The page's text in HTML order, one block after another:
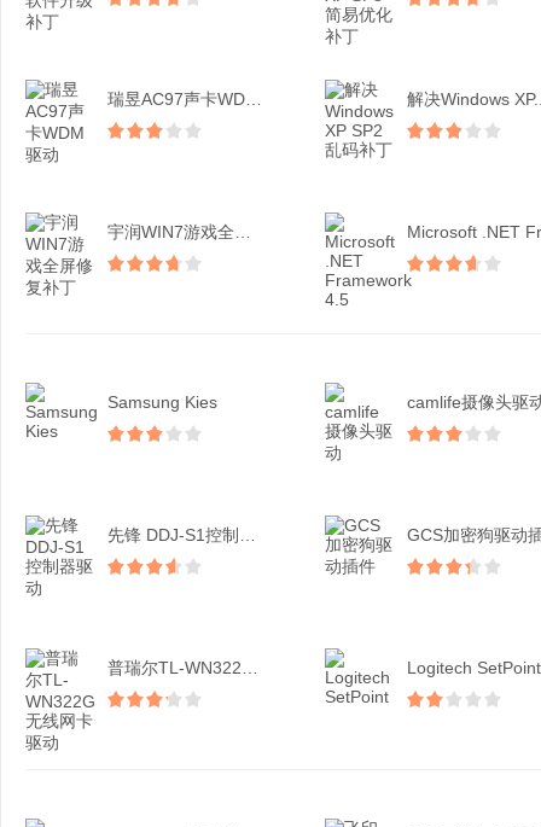
解决Windows
Samsung Kies camlife摄像头驱
GCS加密狗驱动
Logitech SetPoint